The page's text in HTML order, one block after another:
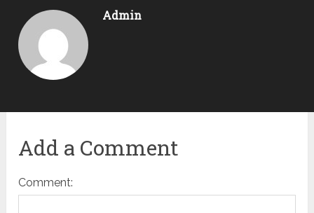
Admin
Add a Comment
Comment: